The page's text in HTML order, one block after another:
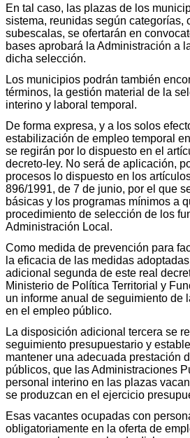
En tal caso, las plazas de los
sistema, reunidas según categorías,
subescalas, se ofertarán en
bases aprobará la Administración a
dicha selección.
Los municipios podrán también
términos, la gestión material de la
interino y laboral temporal.
De forma expresa, y a los solos
estabilización de empleo temporal
se regirán por lo dispuesto en el
decreto-ley. No será de aplicación,
procesos lo dispuesto en los
896/1991, de 7 de junio, por el que
básicas y los programas mínimos a
procedimiento de selección de los
Administración Local.
Como medida de prevención para
la eficacia de las medidas
adicional segunda de este real
Ministerio de Política Territorial y
un informe anual de seguimiento de
en el empleo público.
La disposición adicional tercera se
seguimiento presupuestario y
mantener una adecuada prestación
públicos, que las Administraciones
personal interino en las plazas
se produzcan en el ejercicio
Esas vacantes ocupadas con
obligatoriamente en la oferta de